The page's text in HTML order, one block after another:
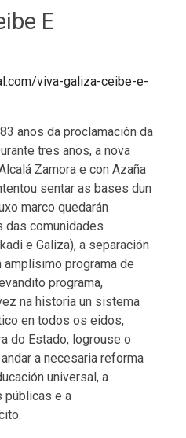
E
viva-galiza-ceibe-e-
anos da proclamación da
tres anos, a nova
Zamora e con Azaña
sentar as bases dun
marco quedarán
das comunidades
e Galiza), a separación
amplísimo programa de
programa,
na historia un sistema
en todos os eidos,
do Estado, logrouse o
a necesaria reforma
universal, a
públicas e a